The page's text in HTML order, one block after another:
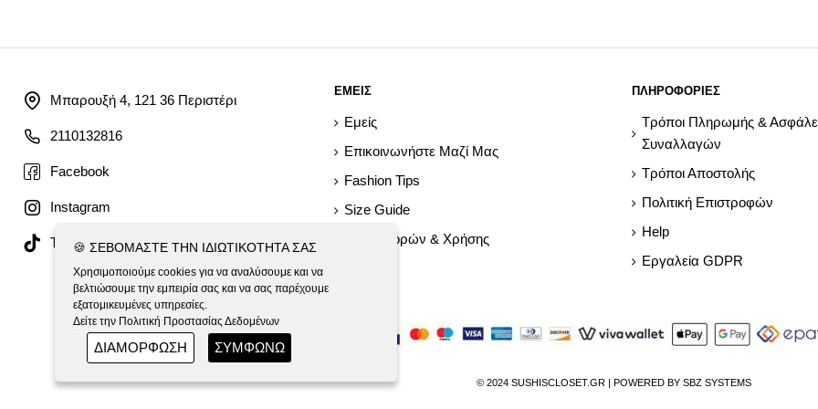
Μπαρουξή 4, 121 36 Περιστέρι
2110132816
Facebook
Instagram
Tiktok
ΕΜΕΙΣ
Εμείς
Επικοινωνήστε Μαζί Μας
Fashion Tips
Size Guide
Όροι Αγορών & Χρήσης
ΠΛΗΡΟΦΟΡΙΕΣ
Τρόποι Πληρωμής &
Συναλλαγών
Τρόποι Αποστολής
Πολιτική Επιστροφών
Help
Εργαλεία GDPR
© 2024 SUSHISCLOSET.GR | POWERED BY SBZ SYSTEMS
🍪 ΣΕΒΌΜΑΣΤΕ ΤΗΝ ΙΔΙΩΤΙΚΌΤΗΤΆ ΣΑΣ
Χρησιμοποιούμε cookies για να αναλύσουμε και να
βελτιώσουμε την εμπειρία σας και να σας παρέχουμε
εξατομικευμένες υπηρεσίες.
Δείτε την Πολιτική Προστασίας Δεδομένων
ΔΙΑΜΟΡΦΩΣΗ ΣΥΜΦΩΝΩ